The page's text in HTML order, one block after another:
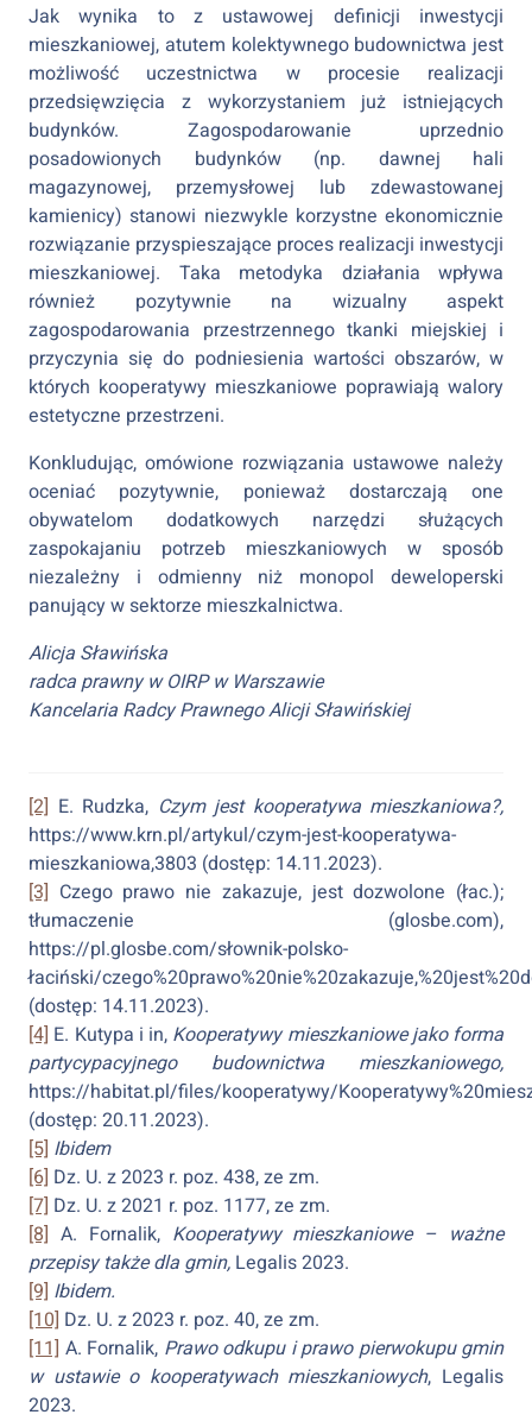
Jak wynika to z ustawowej definicji inwestycji
mieszkaniowej, atutem kolektywnego budownictwa jest
możliwość uczestnictwa w procesie realizacji
przedsięwzięcia z wykorzystaniem już istniejących
budynków. Zagospodarowanie uprzednio
posadowionych budynków (np. dawnej hali
magazynowej, przemysłowej lub zdewastowanej
kamienicy) stanowi niezwykle korzystne ekonomicznie
rozwiązanie przyspieszające proces realizacji inwestycji
mieszkaniowej. Taka metodyka działania wpływa
również pozytywnie na wizualny aspekt
zagospodarowania przestrzennego tkanki miejskiej i
przyczynia się do podniesienia wartości obszarów, w
których kooperatywy mieszkaniowe poprawiają walory
estetyczne przestrzeni.
Konkludując, omówione rozwiązania ustawowe należy
oceniać pozytywnie, ponieważ dostarczają one
obywatelom dodatkowych narzędzi służących
zaspokajaniu potrzeb mieszkaniowych w sposób
niezależny i odmienny niż monopol deweloperski
panujący w sektorze mieszkalnictwa.
Alicja Sławińska
radca prawny w OIRP w Warszawie
Kancelaria Radcy Prawnego Alicji Sławińskiej
[2] E. Rudzka, Czym jest kooperatywa mieszkaniowa?,
https://www.krn.pl/artykul/czym-jest-kooperatywa-
mieszkaniowa,3803 (dostęp: 14.11.2023).
[3] Czego prawo nie zakazuje, jest dozwolone (łac.);
tłumaczenie (glosbe.com),
https://pl.glosbe.com/słownik-polsko-
łaciński/
(dostęp: 14.11.2023).
[4] E. Kutypa i in, Kooperatywy mieszkaniowe jako forma
partycypacyjnego budownictwa mieszkaniowego,
https://habitat.pl/files/kooperatywy/
(dostęp: 20.11.2023).
[5] Ibidem
[6] Dz. U. z 2023 r. poz. 438, ze zm.
[7] Dz. U. z 2021 r. poz. 1177, ze zm.
[8] A. Fornalik, Kooperatywy mieszkaniowe – ważne
przepisy także dla gmin, Legalis 2023.
[9] Ibidem.
[10] Dz. U. z 2023 r. poz. 40, ze zm.
[11] A. Fornalik, Prawo odkupu i prawo pierwokupu gmin
w ustawie o kooperatywach mieszkaniowych, Legalis
2023.